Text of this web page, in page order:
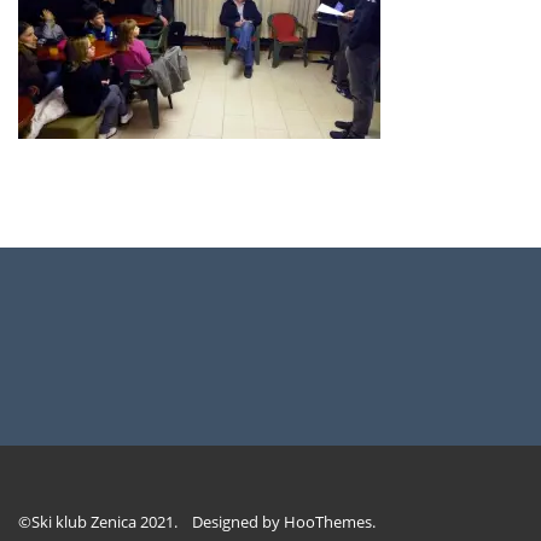
©Ski klub Zenica 2021. Designed by HooThemes.